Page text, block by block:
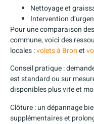
Nettoyage et
Intervention
Pour une comparaison
commune, voici des
locales :volets à Bronet
Conseil pratique :
est standard ou sur
disponibles plus vite et
Clôture : un dépannage
supplémentaires et